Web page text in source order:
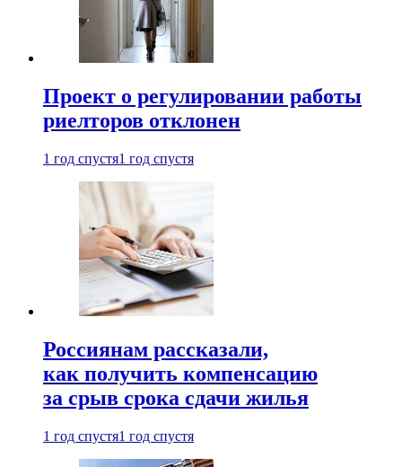
Проект о регулировании работы
риелторов отклонен
1 год спустя1 год спустя
Россиянам рассказали,
как получить компенсацию
за срыв срока сдачи жилья
1 год спустя1 год спустя